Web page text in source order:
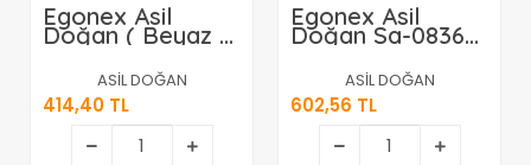
Egonex Asil
Doğan ( Beyaz )
( Klasik Kare )
Mektup Zarfı (
Tutkallı ) ( 70gr )
( 114x162mm ) (
500lü )*1x20
ASİL DOĞAN
414,40 TL
Egonex Asil
Doğan Sa-083621
( Beyaz ) ( Düz
Penceresiz )
Diplomat Zarf
90gr.(
105x240mm ) (
500lü )*1x10
ASİL DOĞAN
602,56 TL